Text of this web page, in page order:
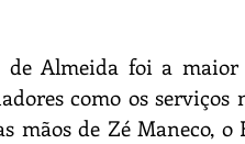
de Almeida foi a
como os serviços
mãos de Zé Maneco,